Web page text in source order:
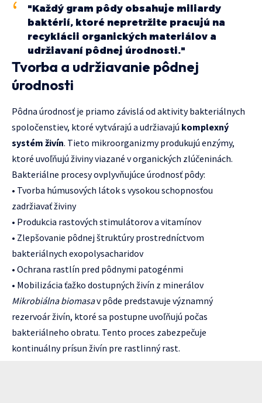
"Každý gram pôdy obsahuje miliardy
baktérií, ktoré nepretržite pracujú na
recyklácii organických materiálov a
udržiavaní pôdnej úrodnosti."
Tvorba a udržiavanie pôdnej
úrodnosti
Pôdna úrodnosť je priamo závislá od aktivity bakteriálnych
spoločenstiev, ktoré vytvárajú a udržiavajú komplexný
systém živín. Tieto mikroorganizmy produkujú enzýmy,
ktoré uvoľňujú živiny viazané v organických zlúčeninách.
Bakteriálne procesy ovplyvňujúce úrodnosť pôdy:
• Tvorba húmusových látok s vysokou schopnosťou
zadržiavať živiny
• Produkcia rastových stimulátorov a vitamínov
• Zlepšovanie pôdnej štruktúry prostredníctvom
bakteriálnych exopolysacharidov
• Ochrana rastlín pred pôdnymi patogénmi
• Mobilizácia ťažko dostupných živín z minerálov
Mikrobiálna biomasav pôde predstavuje významný
rezervoár živín, ktoré sa postupne uvoľňujú počas
bakteriálneho obratu. Tento proces zabezpečuje
kontinuálny prísun živín pre rastlinný rast.